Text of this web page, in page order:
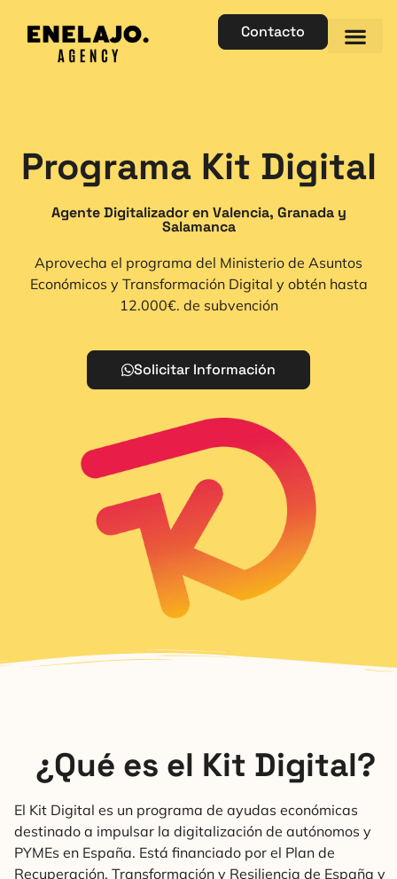
Contacto
Programa Kit Digital
Agente Digitalizador en Valencia, Granada y
Salamanca
Aprovecha el programa del Ministerio de Asuntos
Económicos y Transformación Digital y obtén hasta
12.000€. de subvención
Solicitar Información
¿Qué es el Kit Digital?
El Kit Digital es un programa de ayudas económicas
destinado a impulsar la digitalización de autónomos y
PYMEs en España. Está financiado por el Plan de
Recuperación, Transformación y Resiliencia de España y